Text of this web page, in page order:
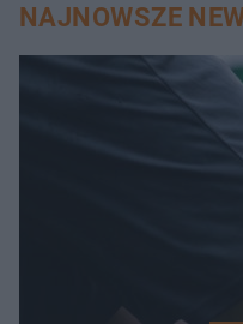
NAJNOWSZE